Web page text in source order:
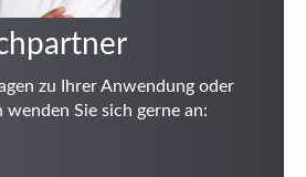
zu Ihrer Anwendung oder
Sie sich gerne an: